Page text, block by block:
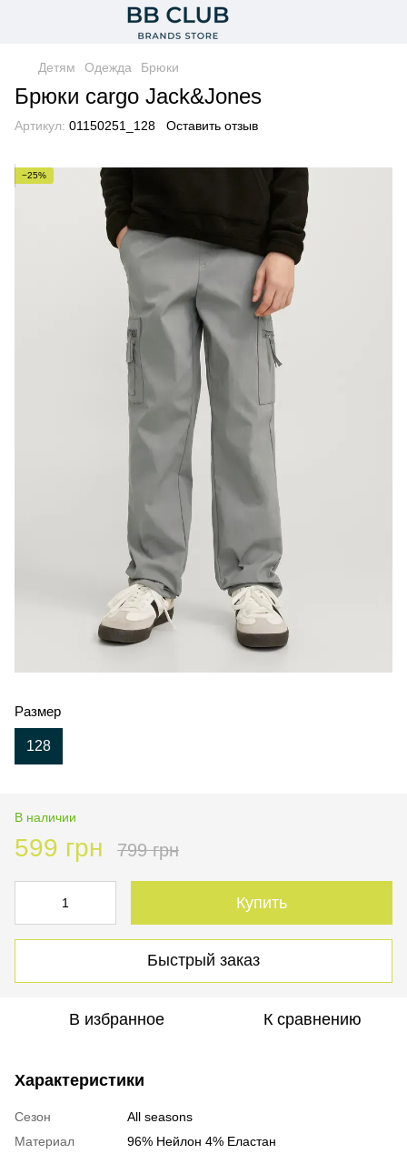
Детям Одежда Брюки
Брюки cargo Jack&Jones
Артикул: 01150251_128 Оставить отзыв
−25%
Размер
128
В наличии
599 грн 799 грн
Купить
Быстрый заказ
В избранное К сравнению
Характеристики
Сезон
All seasons
Материал
96% Нейлон 4% Еластан